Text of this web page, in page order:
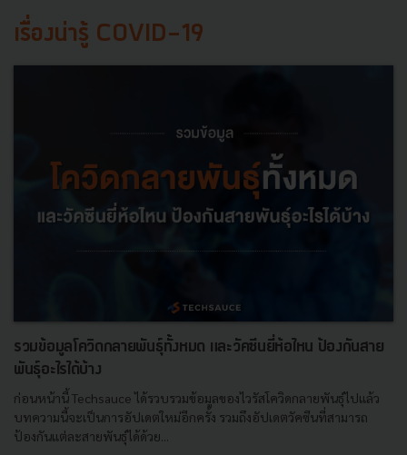
เรื่องน่ารู้ COVID-19
รวมข้อมูลโควิดกลายพันธุ์ทั้งหมด และวัคซีนยี่ห้อไหน ป้องกันสาย
พันธุ์อะไรได้บ้าง
ก่อนหน้านี้ Techsauce ได้รวบรวมข้อมูลของไวรัสโควิดกลายพันธุ์ไปแล้ว
บทความนี้จะเป็นการอัปเดตใหม่อีกครั้ง รวมถึงอัปเดตวัคซีนที่สามารถ
ป้องกันแต่ละสายพันธุ์ได้ด้วย...